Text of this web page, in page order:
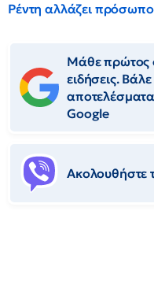
Ρέντη αλλάζει πρόσωπο
Μάθε πρώτος
ειδήσεις.
Google
Ακολουθήστε